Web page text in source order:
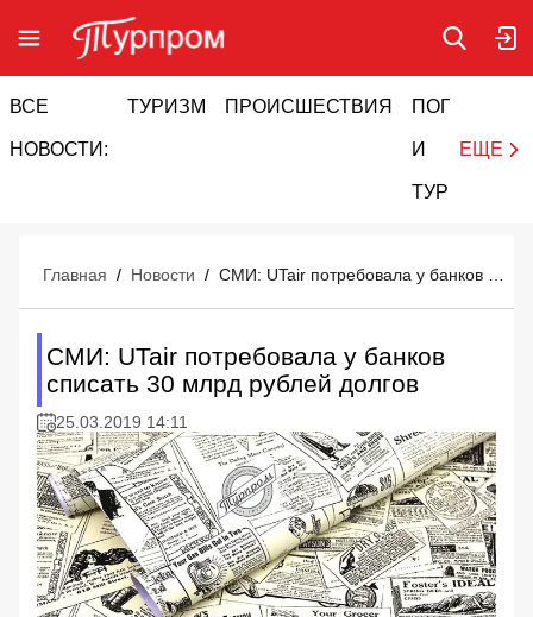
ВСЕ
НОВОСТИ:
ТУРИЗМ ПРОИСШЕСТВИЯ ПОГОДА
И
ТУРИЗМ
ЕЩЕ
Главная / Новости /
СМИ: UTair потребовала у банков
списать 30 млрд рублей долгов
25.03.2019 14:11